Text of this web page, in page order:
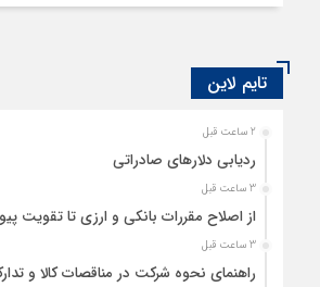
تایم لاین
2 ساعت قبل
ردیابی دلارهای صادراتی
3 ساعت قبل
از اصلاح مقررات بانکی و ارزی تا تقویت
3 ساعت قبل
راهنمای نحوه شرکت در مناقصات کالا و